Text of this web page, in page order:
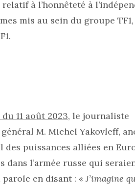
à l’honnêteté à
mis au sein du groupe
11 août 2023, le journaliste
M. Michel Yakovleff,
puissances alliées en
dans l’armée russe qui
en disant : « J’imagine